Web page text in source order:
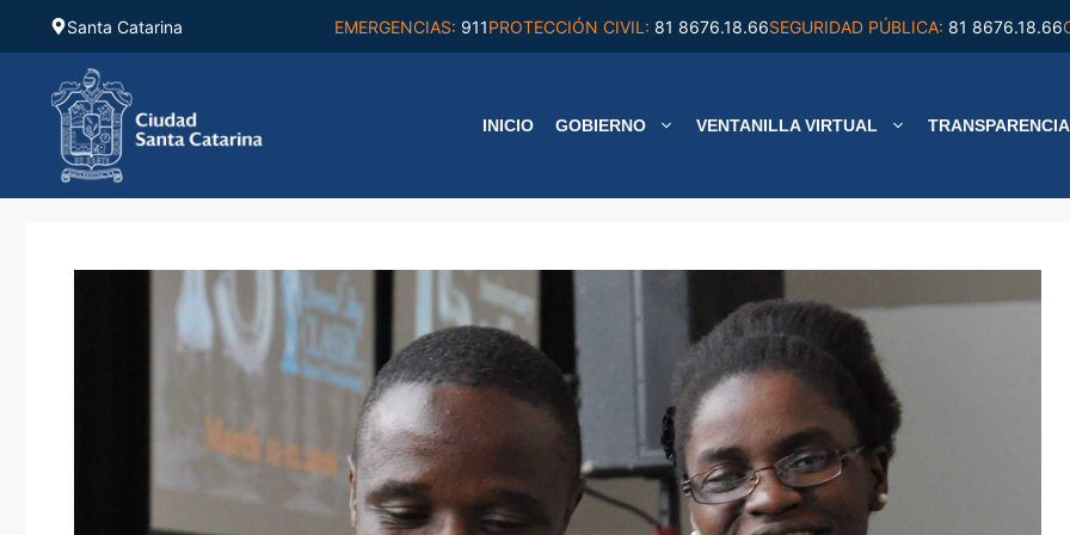
Saltar
contenido
Santa Catarina EMERGENCIAS: 911PROTECCIÓN CIVIL: 81 8676.18.66SEGURIDAD PÚBLICA: 81 8676.18.66
INICIO GOBIERNO VENTANILLA VIRTUAL TRANSPARENCIA